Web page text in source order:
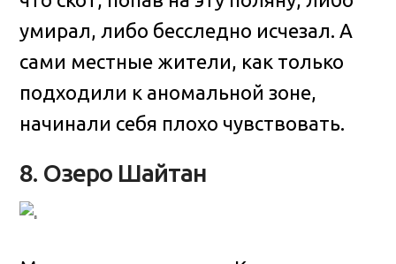
умирал, либо бесследно исчезал. А
сами местные жители, как только
подходили к аномальной зоне,
начинали себя плохо чувствовать.
8. Озеро Шайтан